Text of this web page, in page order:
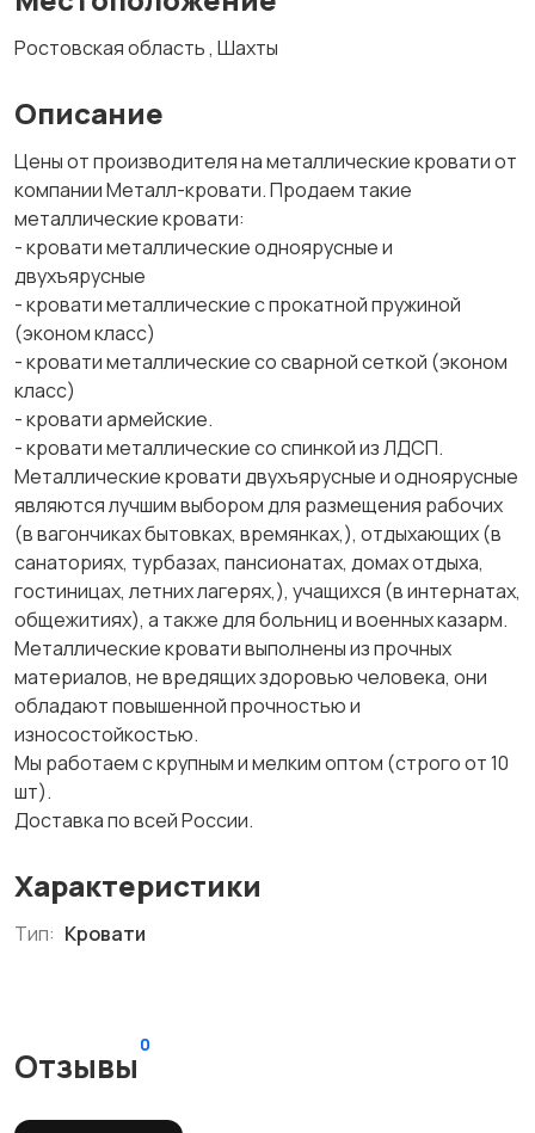
Ростовская область , Шахты
Описание
Цены от производителя на металлические кровати от
компании Металл-кровати. Продаем такие
металлические кровати:
- кровати металлические одноярусные и
двухъярусные
- кровати металлические с прокатной пружиной
(эконом класс)
- кровати металлические со сварной сеткой (эконом
класс)
- кровати армейские.
- кровати металлические со спинкой из ЛДСП.
Металлические кровати двухъярусные и одноярусные
являются лучшим выбором для размещения рабочих
(в вагончиках бытовках, времянках,), отдыхающих (в
санаториях, турбазах, пансионатах, домах отдыха,
гостиницах, летних лагерях,), учащихся (в интернатах,
общежитиях), а также для больниц и военных казарм.
Металлические кровати выполнены из прочных
материалов, не вредящих здоровью человека, они
обладают повышенной прочностью и
износостойкостью.
Мы работаем с крупным и мелким оптом (строго от 10
шт).
Доставка по всей России.
Характеристики
Тип: Кровати
Отзывы
0